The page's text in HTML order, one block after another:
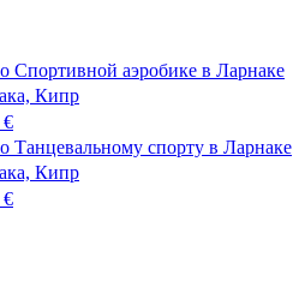
Спортивной аэробике в Ларнаке
Кипр
€
Танцевальному спорту в Ларнаке
Кипр
€